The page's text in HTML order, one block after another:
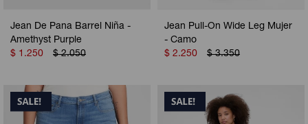
Jean De Pana Barrel Niña -
Amethyst Purple
$ 1.250 $ 2.050
Jean Pull-On Wide Leg Mujer
- Camo
$ 2.250 $ 3.350